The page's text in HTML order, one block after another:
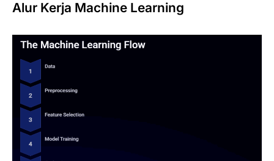
Alur Kerja Machine Learning